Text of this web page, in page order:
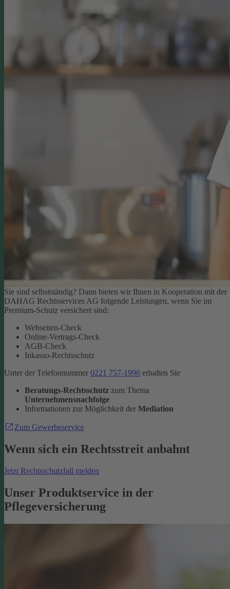
Sie sind selbstständig? Dann bieten wir Ihnen in Kooperation mit der
DAHAG Rechtsservices AG folgende Leistungen, wenn Sie im
Premium-Schutz versichert sind:
Webseiten-Check
Online-Vertrags-Check
AGB-Check
Inkasso-Rechtsschutz
Unter der Telefonnummer 0221 757-1996 erhalten Sie
Beratungs-Rechtsschutz zum Thema
Unternehmensnachfolge
Informationen zur Möglichkeit der Mediation
Zum Gewerbeservice
Wenn sich ein Rechtsstreit anbahnt
Jetzt Rechtsschutzfall melden
Unser Produktservice in der
Pflegeversicherung